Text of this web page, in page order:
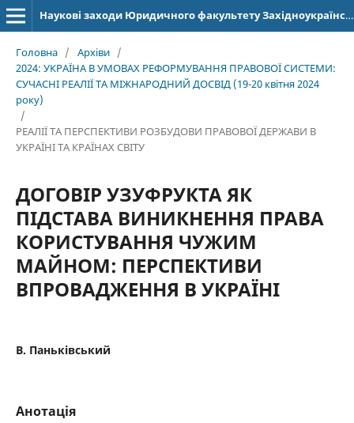
Наукові заходи Юридичного факультету Західноукраїнського національного університету
Головна / Архіви /
2024: УКРАЇНА В УМОВАХ РЕФОРМУВАННЯ ПРАВОВОЇ СИСТЕМИ:
СУЧАСНІ РЕАЛІЇ ТА МІЖНАРОДНИЙ ДОСВІД (19-20 квітня 2024
року)
/
РЕАЛІЇ ТА ПЕРСПЕКТИВИ РОЗБУДОВИ ПРАВОВОЇ ДЕРЖАВИ В
УКРАЇНІ ТА КРАЇНАХ СВІТУ
ДОГОВІР УЗУФРУКТА ЯК
ПІДСТАВА ВИНИКНЕННЯ ПРАВА
КОРИСТУВАННЯ ЧУЖИМ
МАЙНОМ: ПЕРСПЕКТИВИ
ВПРОВАДЖЕННЯ В УКРАЇНІ
В. Паньківський
Анотація